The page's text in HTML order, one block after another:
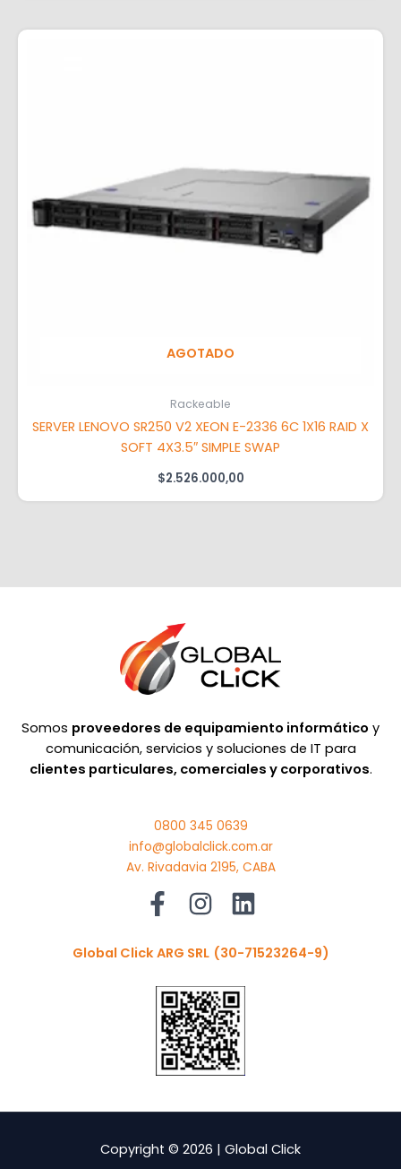
AGOTADO
Rackeable
SERVER LENOVO SR250 V2 XEON E-2336 6C 1X16 RAID X
SOFT 4X3.5″ SIMPLE SWAP
$2.526.000,00
Somos proveedores de equipamiento informático y
comunicación, servicios y soluciones de IT para
clientes particulares, comerciales y corporativos.
0800 345 0639
info@globalclick.com.ar
Av. Rivadavia 2195, CABA
Global Click ARG SRL (30-71523264-9)
Copyright © 2026 | Global Click